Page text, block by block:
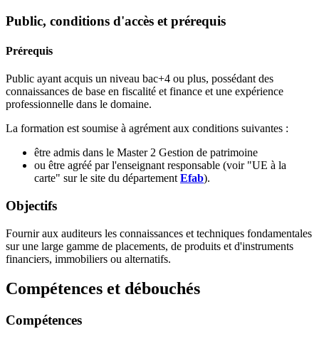
Public, conditions d'accès et prérequis
Prérequis
Public ayant acquis un niveau bac+4 ou plus, possédant des
connaissances de base en fiscalité et finance et une expérience
professionnelle dans le domaine.
La formation est soumise à agrément aux conditions suivantes :
être admis dans le Master 2 Gestion de patrimoine
ou être agréé par l'enseignant responsable (voir "UE à la
carte" sur le site du département Efab).
Objectifs
Fournir aux auditeurs les connaissances et techniques fondamentales
sur une large gamme de placements, de produits et d'instruments
financiers, immobiliers ou alternatifs.
Compétences et débouchés
Compétences